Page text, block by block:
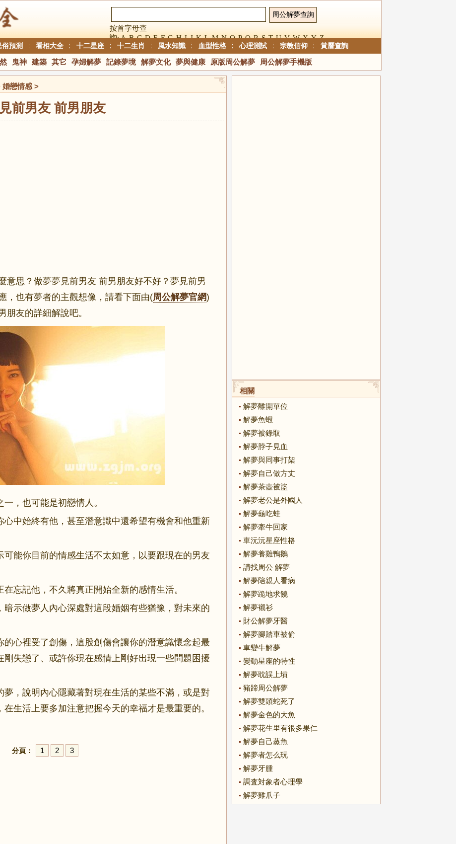
按首字母查
詢:A B C D E F G H I J K L M N O P Q R S T U V W X Y Z
俗預測 看相大全 十二星座 十二生肖 風水知識 血型性格 心理測試 宗教信仰 黃曆查詢
鬼神 建築 其它 孕婦解夢 記錄夢境 解夢文化 夢與健康 原版周公解夢 周公解夢手機版
婚戀情感 >
前男友 前男朋友
意思？做夢夢見前男友 前男朋友好不好？夢見前男
，也有夢者的主觀想像，請看下面由(周公解夢官網)
朋友的詳細解說吧。
，也可能是初戀情人。
心中始終有他，甚至潛意識中還希望有機會和他重新
能你目前的情感生活不太如意，以要跟現在的男友
記他，不久將真正開始全新的感情生活。
示做夢人內心深處對這段婚姻有些猶豫，對未來的
心裡受了創傷，這股創傷會讓你的潛意識懷念起最
失戀了、或許你現在感情上剛好出現一些問題困擾
，說明內心隱藏著對現在生活的某些不滿，或是對
生活上要多加注意把握今天的幸福才是最重要的。
分頁： 1 2 3
相關
解夢離開單位
解夢魚蝦
解夢被錄取
解夢脖子見血
解夢與同事打架
解夢自己做方丈
解夢茶壺被盜
解夢老公是外國人
解夢龜吃蛙
解夢牽牛回家
車沅沅星座性格
解夢養雞鴨鵝
請找周公 解夢
解夢陪親人看病
解夢跪地求饒
解夢襯衫
財公解夢牙醫
解夢腳踏車被偷
車變牛解夢
變動星座的特性
解夢耽誤上墳
豬蹄周公解夢
解夢雙頭蛇死了
解夢金色的大魚
解夢花生里有很多果仁
解夢自己蒸魚
解夢者怎么玩
解夢牙腫
調査対象者心理學
解夢雞爪子